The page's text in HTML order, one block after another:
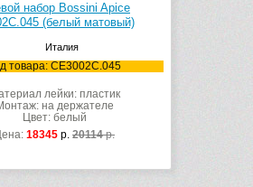
набор Bossini Apice
(белый матовый)
Италия
товара: CE3002C.045
лейки: пластик
на держателе
Цвет: белый
18345 р. 20114р.